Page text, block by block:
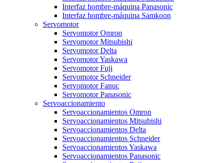
Interfaz hombre-máquina Panasonic
Interfaz hombre-máquina Samkoon
Servomotor
Servomotor Omron
Servomotor Mitsubishi
Servomotor Delta
Servomotor Yaskawa
Servomotor Fuji
Servomotor Schneider
Servomotor Fanuc
Servomotor Panasonic
Servoaccionamiento
Servoaccionamientos Omron
Servoaccionamientos Mitsubishi
Servoaccionamientos Delta
Servoaccionamientos Schneider
Servoaccionamientos Yaskawa
Servoaccionamientos Panasonic